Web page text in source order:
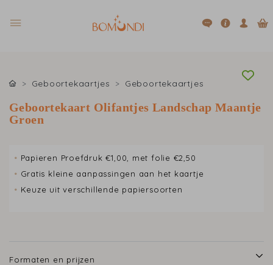
Geboortekaartjes Geboortekaartjes
Geboortekaart Olifantjes Landschap Maantje
Groen
• Papieren Proefdruk €1,00, met folie €2,50
• Gratis kleine aanpassingen aan het kaartje
• Keuze uit verschillende papiersoorten
Formaten en prijzen